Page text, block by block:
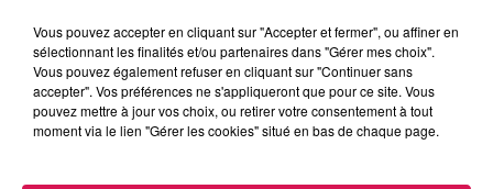
inattendues.
Ici, ce sont vos voix, vos anecdotes et vos coins préférés qui
nous font voyager.
Préparez vos valises ... ou juste vos écouteurs : on part se
Vous pouvez accepter en cliquant sur "Accepter et fermer", ou affiner en
sélectionnant les finalités et/ou partenaires dans "Gérer mes choix".
Vous pouvez également refuser en cliquant sur "Continuer sans
accepter". Vos préférences ne s'appliqueront que pour ce site. Vous
pouvez mettre à jour vos choix, ou retirer votre consentement à tout
moment via le lien "Gérer les cookies" situé en bas de chaque page.